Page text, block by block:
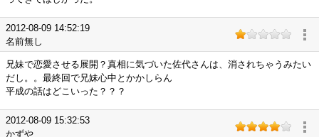
2012-08-09 14:52:19
名前無し
兄妹で恋愛させる展開？真相に気づいた佐代さんは、消されちゃうみたい
だし。。最終回で兄妹心中とかかしらん
平成の話はどこいった？？？
2012-08-09 15:32:53
かずや